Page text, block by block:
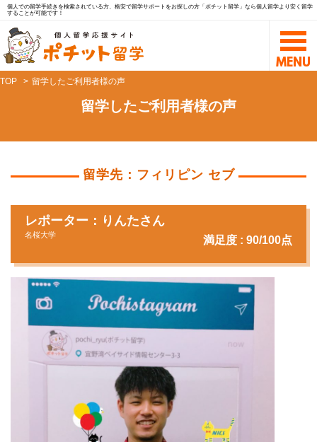
個人での留学手続きを検索されている方、格安で留学サポートをお探しの方「ポチット留学」なら個人留学より安く留学
することが可能です！
TOP 留学したご利用者様の声
留学したご利用者様の声
留学先：フィリピン セブ
レポーター：りんたさん
名桜大学 満足度 : 90/100点